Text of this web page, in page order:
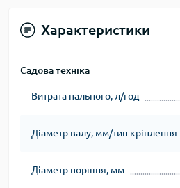
Характеристики
Садова техніка
Витрата пального, л/год
Діаметр валу, мм/тип кріплення
Діаметр поршня, мм